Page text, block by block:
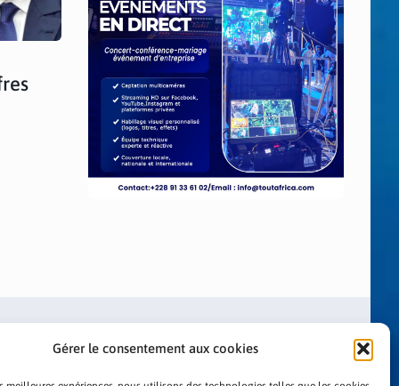
Gérer le consentement aux cookies